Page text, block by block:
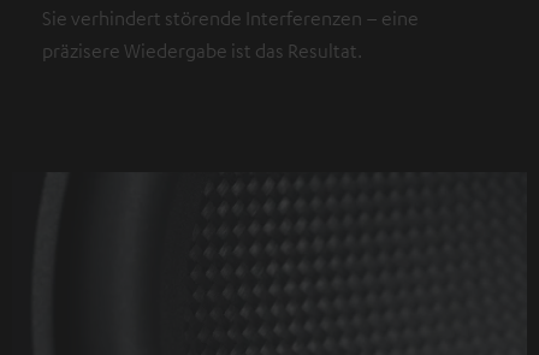
Sie verhindert störende Interferenzen – eine
präzisere Wiedergabe ist das Resultat.